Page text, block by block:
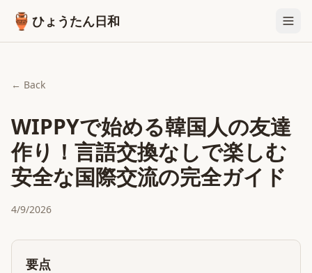
🏺 ひょうたん日和
← Back
WIPPYで始める韓国人の友達
作り！言語交換なしで楽しむ
安全な国際交流の完全ガイド
4/9/2026
要点